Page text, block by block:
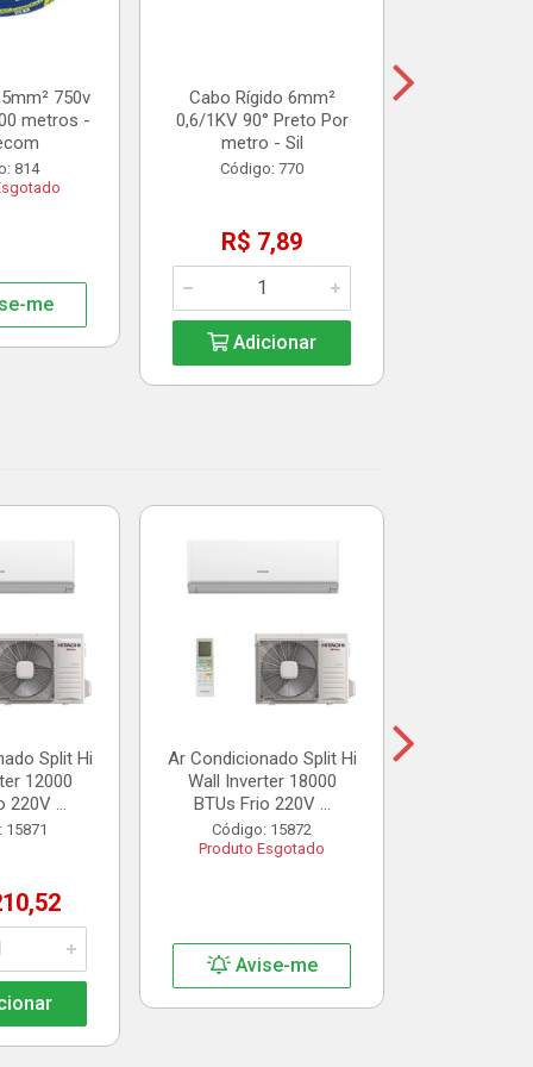
750v
metros -
814
me
Cabo Rígido 6mm²
0,6/1KV 90° Preto Por
metro - Sil
Código: 770
R$ 7,89
Adicionar
Split Hi
12000
220V ...
15871
Ar Condicionado Split Hi
Wall Inverter 18000
BTUs Frio 220V ...
Código: 15872
Produto Esgotado
Avise-me